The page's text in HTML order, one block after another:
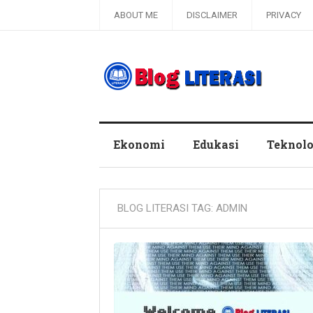
ABOUT ME DISCLAIMER PRIVACY
Ekonomi Edukasi
BLOG LITERASI TAG: ADMIN